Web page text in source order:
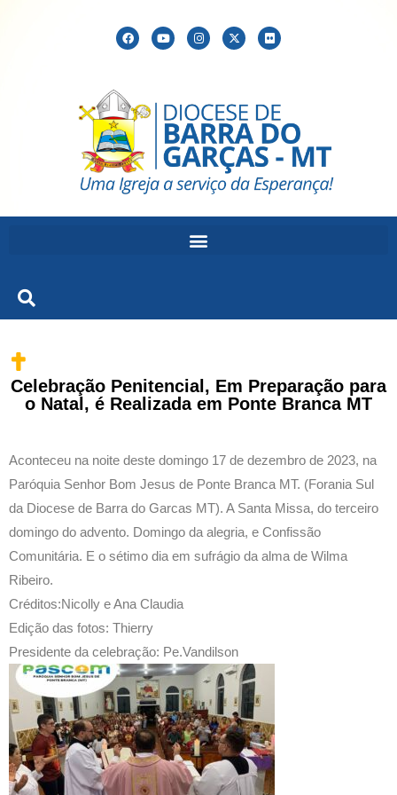
Celebração Penitencial, Em Preparação para
o Natal, é Realizada em Ponte Branca MT
Aconteceu na noite deste domingo 17 de dezembro de 2023, na
Paróquia Senhor Bom Jesus de Ponte Branca MT. (Forania Sul
da Diocese de Barra do Garcas MT). A Santa Missa, do terceiro
domingo do advento. Domingo da alegria, e Confissão
Comunitária. E o sétimo dia em sufrágio da alma de Wilma
Ribeiro.
Créditos:Nicolly e Ana Claudia
Edição das fotos: Thierry
Presidente da celebração: Pe.Vandilson